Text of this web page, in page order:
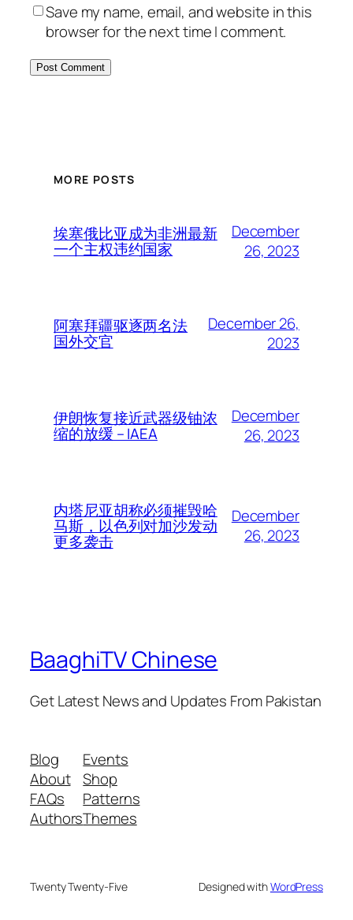
Save my name, email, and website in this
browser for the next time I comment.
MORE POSTS
埃塞俄比亚成为非洲最新
一个主权违约国家
December
26, 2023
阿塞拜疆驱逐两名法
国外交官
December 26,
2023
伊朗恢复接近武器级铀浓
缩的放缓 – IAEA
December
26, 2023
内塔尼亚胡称必须摧毁哈
马斯，以色列对加沙发动
更多袭击
December
26, 2023
BaaghiTV Chinese
Get Latest News and Updates From Pakistan
Blog
About
FAQs
Authors
Events
Shop
Patterns
Themes
Twenty Twenty-Five Designed withWordPress